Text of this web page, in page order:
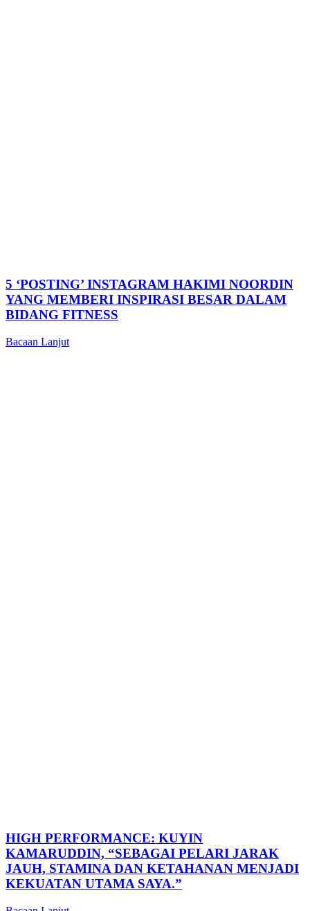
5 ‘POSTING’ INSTAGRAM HAKIMI NOORDIN
YANG MEMBERI INSPIRASI BESAR DALAM
BIDANG FITNESS
Bacaan Lanjut
HIGH PERFORMANCE: KUYIN
KAMARUDDIN, “SEBAGAI PELARI JARAK
JAUH, STAMINA DAN KETAHANAN MENJADI
KEKUATAN UTAMA SAYA.”